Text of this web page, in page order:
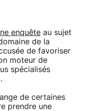
enquête au sujet
de la
de favoriser
moteur de
spécialisés
de certaines
prendre une